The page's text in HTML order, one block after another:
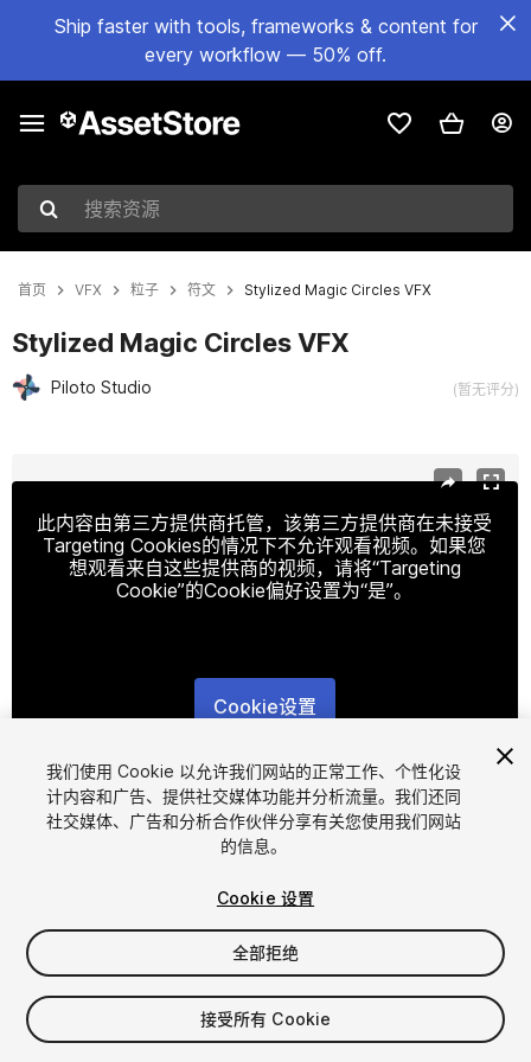
Ship faster with tools, frameworks & content for
every workflow — 50% off.
搜索资源
首页 VFX 粒子 符文 Stylized Magic Circles VFX
Stylized Magic Circles VFX
Piloto Studio (暂无评分)
此内容由第三方提供商托管，该第三方提供商在未接受
Targeting Cookies的情况下不允许观看视频。如果您
想观看来自这些提供商的视频，请将“Targeting
Cookie”的Cookie偏好设置为“是”。
Cookie设置
1/15
$15
增值税将在结算时计算
我们使用 Cookie 以允许我们网站的正常工作、个性化设
计内容和广告、提供社交媒体功能并分析流量。我们还同
社交媒体、广告和分析合作伙伴分享有关您使用我们网站
的信息。
Cookie 设置
全部拒绝
接受所有 Cookie